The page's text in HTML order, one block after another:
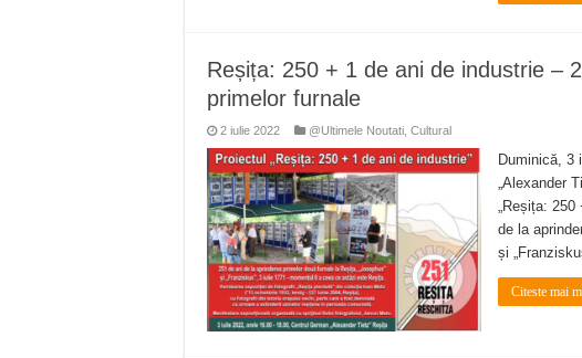
Reșița: 250 + 1 de ani de industrie –
primelor furnale
2 iulie 2022 @Ultimele Noutati, Cultural
Duminică, 3
„Alexander
„Reșița: 250
de la
și
Citeste mai